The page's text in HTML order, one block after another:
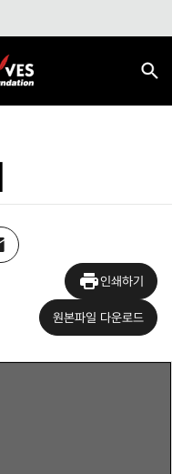
인쇄하기
원본파일 다운로드